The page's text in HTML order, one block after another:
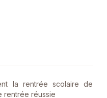
la rentrée scolaire de
rentrée réussie